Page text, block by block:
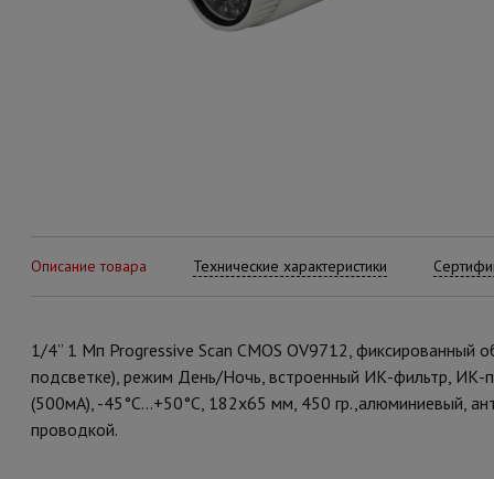
Описание товара Технические характеристики
1/4” 1 Мп Progressive Scan CMOS OV9712,
подсветке), режим День/Ночь, встроенный ИК-фильтр,
(500мА), -45°С...+50°С, 182х65 мм, 450 гр.,алюминиевый,
проводкой.